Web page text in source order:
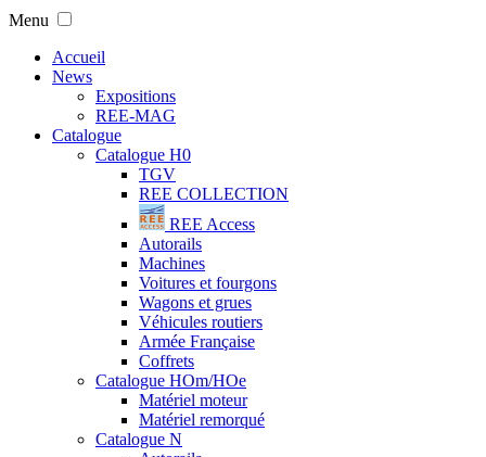
Menu
Accueil
News
Expositions
REE-MAG
Catalogue
Catalogue H0
TGV
REE COLLECTION
REE Access
Autorails
Machines
Voitures et fourgons
Wagons et grues
Véhicules routiers
Armée Française
Coffrets
Catalogue HOm/HOe
Matériel moteur
Matériel remorqué
Catalogue N